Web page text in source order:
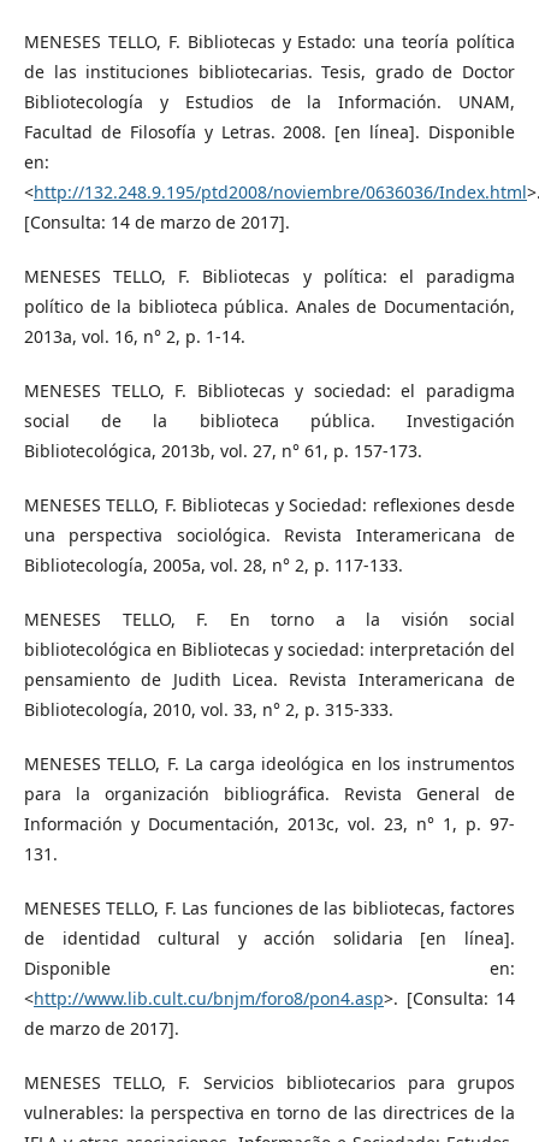
MENESES TELLO, F. Bibliotecas y Estado: una teoría política
de las instituciones bibliotecarias. Tesis, grado de Doctor
Bibliotecología y Estudios de la Información. UNAM,
Facultad de Filosofía y Letras. 2008. [en línea]. Disponible
en:
<http://132.248.9.195/ptd2008/noviembre/0636036/Index.html
[Consulta: 14 de marzo de 2017].
MENESES TELLO, F. Bibliotecas y política: el paradigma
político de la biblioteca pública. Anales de Documentación,
2013a, vol. 16, n° 2, p. 1-14.
MENESES TELLO, F. Bibliotecas y sociedad: el paradigma
social de la biblioteca pública. Investigación
Bibliotecológica, 2013b, vol. 27, n° 61, p. 157-173.
MENESES TELLO, F. Bibliotecas y Sociedad: reflexiones desde
una perspectiva sociológica. Revista Interamericana de
Bibliotecología, 2005a, vol. 28, n° 2, p. 117-133.
MENESES TELLO, F. En torno a la visión social
bibliotecológica en Bibliotecas y sociedad: interpretación del
pensamiento de Judith Licea. Revista Interamericana de
Bibliotecología, 2010, vol. 33, n° 2, p. 315-333.
MENESES TELLO, F. La carga ideológica en los instrumentos
para la organización bibliográfica. Revista General de
Información y Documentación, 2013c, vol. 23, n° 1, p. 97-
131.
MENESES TELLO, F. Las funciones de las bibliotecas, factores
de identidad cultural y acción solidaria [en línea].
Disponible en:
<http://www.lib.cult.cu/bnjm/foro8/pon4.asp>. [Consulta: 14
de marzo de 2017].
MENESES TELLO, F. Servicios bibliotecarios para grupos
vulnerables: la perspectiva en torno de las directrices de la